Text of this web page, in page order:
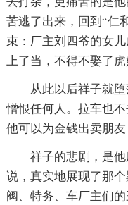
苦逃了出来，回到“仁
束：厂主刘四爷的女
上了当，不得不娶了虎
从此以后祥子就
憎恨任何人。拉车也
他可以为金钱出卖朋友
祥子的悲剧，是
说，真实地展现了那
阀、特务、车厂主们